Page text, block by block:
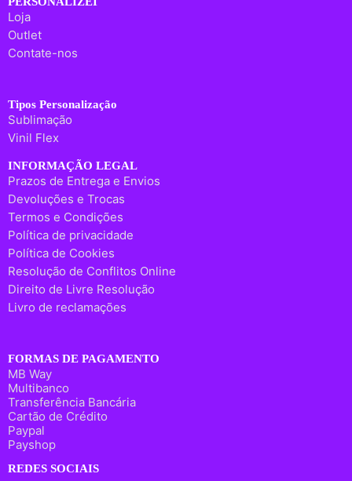
Loja
Outlet
Contate-nos
Tipos Personalização
Sublimação
Vinil Flex
INFORMAÇÃO LEGAL
Prazos de Entrega e Envios
Devoluções e Trocas
Termos e Condições
Política de privacidade
Política de Cookies
Resolução de Conflitos Online
Direito de Livre Resolução
Livro de reclamações
FORMAS DE PAGAMENTO
MB Way
Multibanco
Transferência Bancária
Cartão de Crédito
Paypal
Payshop
REDES SOCIAIS